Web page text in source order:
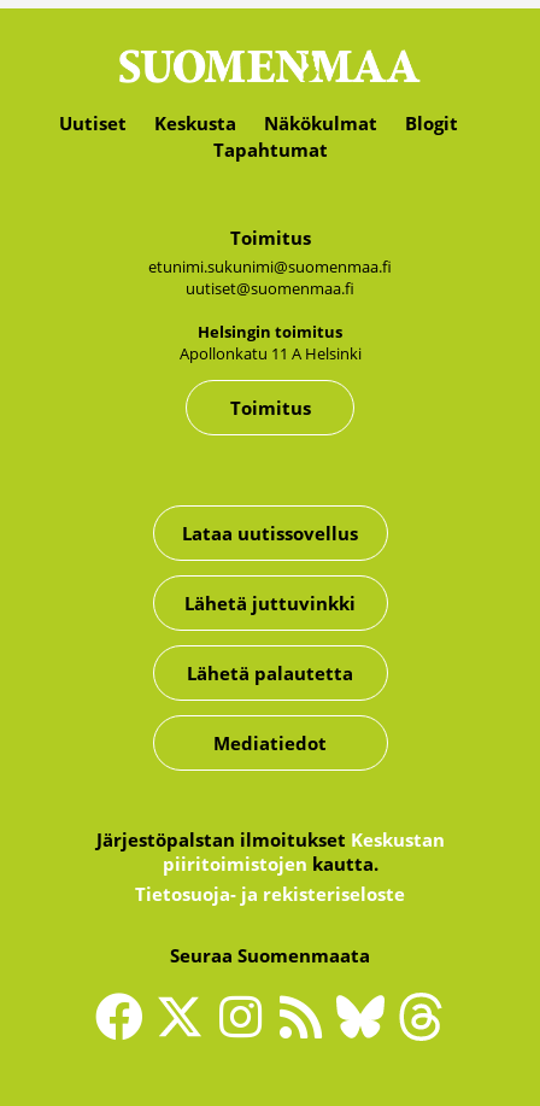
Uutiset Keskusta Näkökulmat
Blogit
Tapahtumat
Toimitus
etunimi.sukunimi@suomenmaa.fi
uutiset@suomenmaa.fi
Hel­sin­gin toi­mi­tus
Apol­lon­ka­tu 11 A Hel­sin­ki
Toimitus
Lataa uutissovellus
Lähetä juttuvinkki
Lähetä palautetta
Mediatiedot
Järjestöpalstan ilmoitukset Keskustan
piiritoimistojen kautta.
Tietosuoja- ja rekisteriseloste
Seuraa Suomenmaata